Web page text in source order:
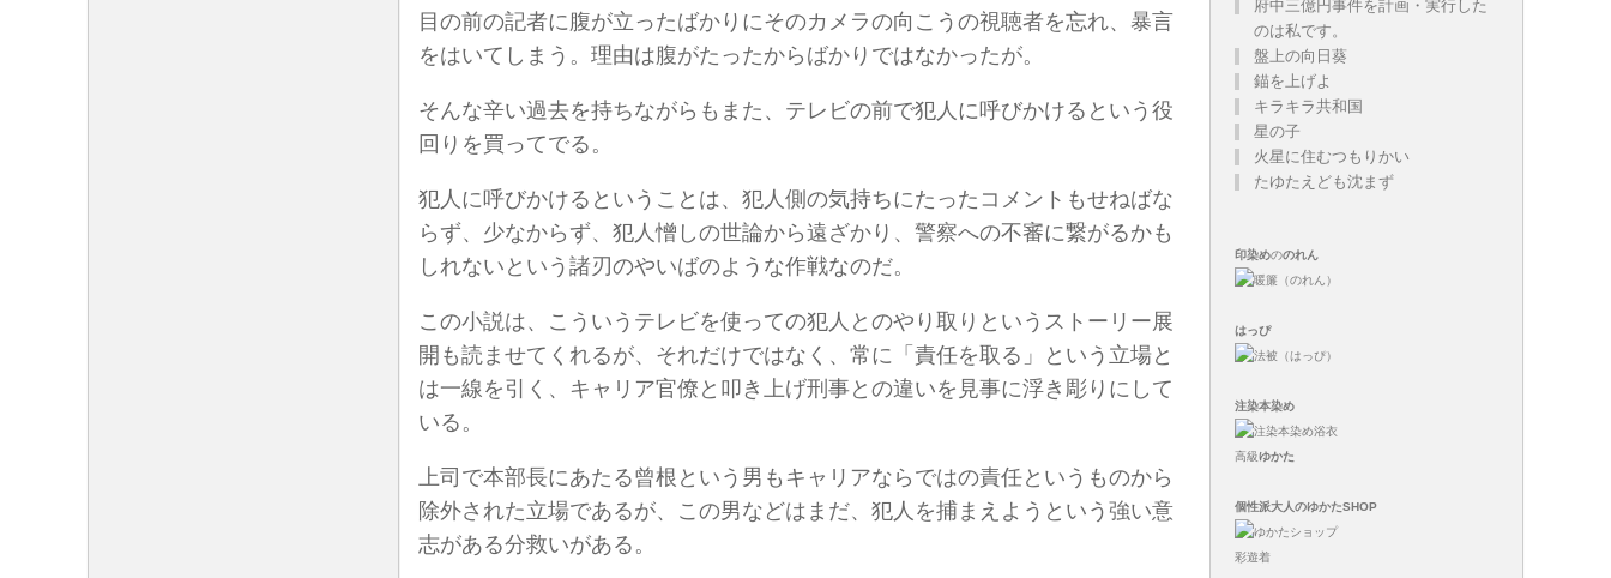
目の前の記者に腹が立ったばかりにそのカメラの向こうの視聴者を忘れ、暴言
をはいてしまう。理由は腹がたったからばかりではなかったが。
そんな辛い過去を持ちながらもまた、テレビの前で犯人に呼びかけるという役
回りを買ってでる。
犯人に呼びかけるということは、犯人側の気持ちにたったコメントもせねばな
らず、少なからず、犯人憎しの世論から遠ざかり、警察への不審に繋がるかも
しれないという諸刃のやいばのような作戦なのだ。
この小説は、こういうテレビを使っての犯人とのやり取りというストーリー展
開も読ませてくれるが、それだけではなく、常に「責任を取る」という立場と
は一線を引く、キャリア官僚と叩き上げ刑事との違いを見事に浮き彫りにして
いる。
上司で本部長にあたる曾根という男もキャリアならではの責任というものから
除外された立場であるが、この男などはまだ、犯人を捕まえようという強い意
志がある分救いがある。
府中三億円事件を計画・実行した
のは私です。
盤上の向日葵
錨を上げよ
キラキラ共和国
星の子
火星に住むつもりかい
たゆたえども沈まず
印染めののれん
はっぴ
注染本染め
高級ゆかた
個性派大人のゆかたSHOP
彩遊着